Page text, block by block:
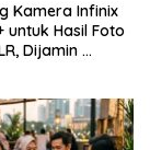
Kamera Infinix
untuk Hasil Foto
Dijamin …